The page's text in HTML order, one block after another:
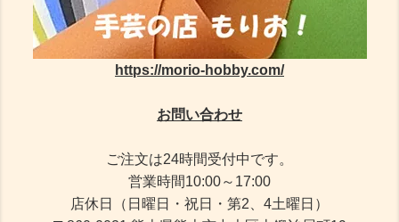
https://morio-hobby.com/
お問い合わせ
ご注文は24時間受付中です。
営業時間10:00～17:00
店休日（日曜日・祝日・第2、4土曜日）